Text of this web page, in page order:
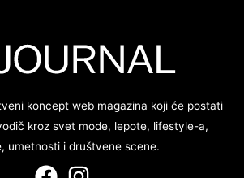
koncept web magazina koji će postati
kroz svet mode, lepote, lifestyle-a,
umetnosti i društvene scene.